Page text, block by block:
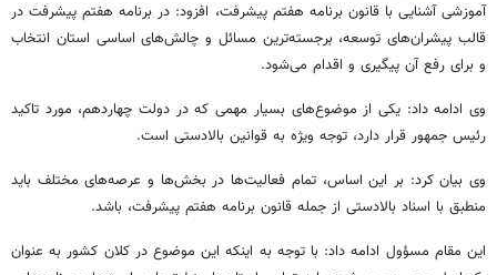
آموزشی آشنایی با قانون برنامه هفتم پیشرفت، افزود: در برنامه هفتم پیشرفت در
قالب پیشران‌های توسعه، برجسته‌ترین مسائل و چالش‌های اساسی استان انتخاب
و برای رفع آن پیگیری و اقدام می‌شود.
وی ادامه داد: یکی از موضوع‌های بسیار مهمی که در دولت چهاردهم، مورد تاکید
رئیس جمهور قرار دارد، توجه ویژه به قوانین بالادستی است.
وی بیان کرد: بر این اساس، تمام فعالیت‌ها در بخش‌ها و عرصه‌های مختلف باید
منطبق با اسناد بالادستی از جمله قانون برنامه هفتم پیشرفت، باشد.
این مقام مسؤول ادامه داد: با توجه به اینکه این موضوع در کلان کشور به عنوان